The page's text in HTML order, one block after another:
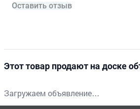
Оставить отзыв
Этот товар продают на доске
Загружаем объявление…